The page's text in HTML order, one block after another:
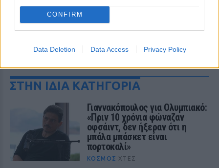
CONFIRM
Data Deletion Data Access Privacy Policy
ΣΤΗΝ ΙΔΙΑ ΚΑΤΗΓΟΡΙΑ
Γιαννακόπουλος για Ολυμπιακό:
«Πριν 10 χρόνια φώναζαν
οφσάιντ, δεν ήξεραν ότι η
μπάλα μπάσκετ είναι
πορτοκαλί»
ΚΌΣΜΟΣ ΧΤΕΣ